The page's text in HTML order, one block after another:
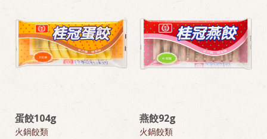
蛋餃104g
火鍋餃類
燕餃92g
火鍋餃類